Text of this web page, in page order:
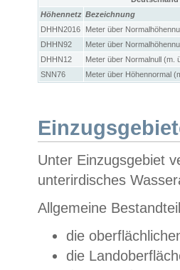
Höhennetz Bezeichnung
DHHN2016
Meter über
DHHN92
Meter über
DHHN12
Meter über Normalnull (m.
SNN76
Meter über Höhennormal
Unter Einzugsgebiet
unterirdisches
Allgemeine
die
die